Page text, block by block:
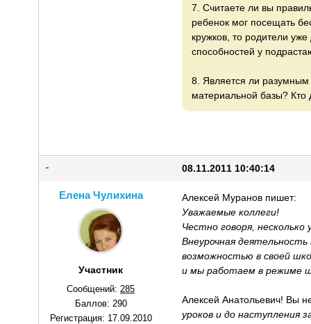
7. Считаете ли вы
ребенок мог посещать
кружков, то родители
способностей у
8. Является ли разумным
материальной базы? Кто
Елена Чулихина
Участник
Сообщений: 285
Баллов: 290
Регистрация: 17.09.2010
08.11.2011 10:40:14
Алексей Муранов пишет:
Уважаемые коллеги!
Честно говоря,
Внеурочная
возможностью в своей
и мы работаем в режиме
Алексей Анатольевич! Вы
уроков и до наступления